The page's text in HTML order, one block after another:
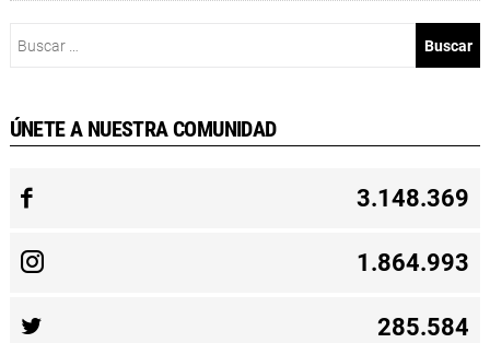
ÚNETE A NUESTRA COMUNIDAD
3.148.369
1.864.993
285.584